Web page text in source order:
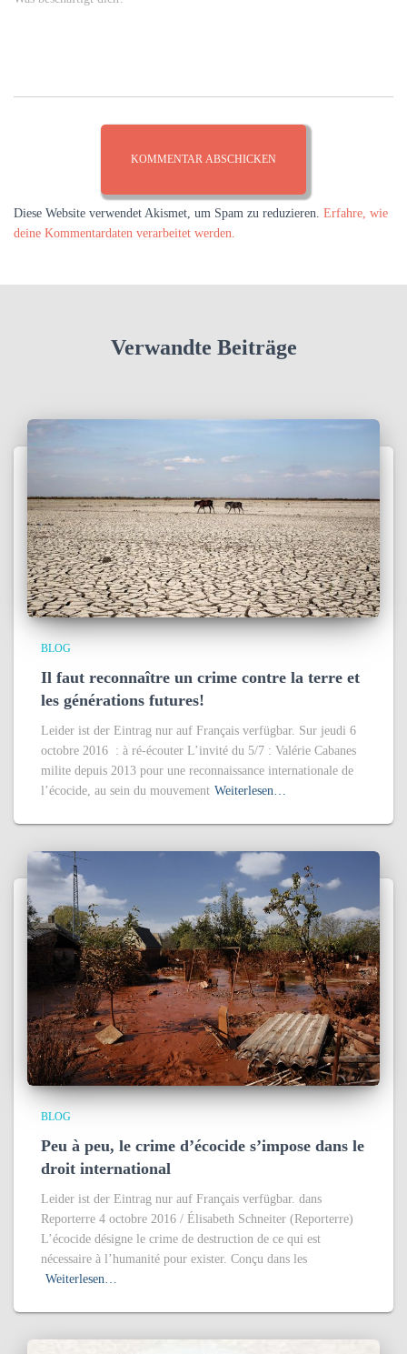
Diese Website verwendet Akismet, um Spam zu reduzieren. Erfahre, wie
deine Kommentardaten verarbeitet werden.
Verwandte Beiträge
BLOG
Il faut reconnaître un crime contre la terre et
les générations futures!
Leider ist der Eintrag nur auf Français verfügbar. Sur jeudi 6
octobre 2016 : à ré-écouter L’invité du 5/7 : Valérie Cabanes
milite depuis 2013 pour une reconnaissance internationale de
l’écocide, au sein du mouvement Weiterlesen…
BLOG
Peu à peu, le crime d’écocide s’impose dans le
droit international
Leider ist der Eintrag nur auf Français verfügbar. dans
Reporterre 4 octobre 2016 / Élisabeth Schneiter (Reporterre)
L’écocide désigne le crime de destruction de ce qui est
nécessaire à l’humanité pour exister. Conçu dans les
Weiterlesen…